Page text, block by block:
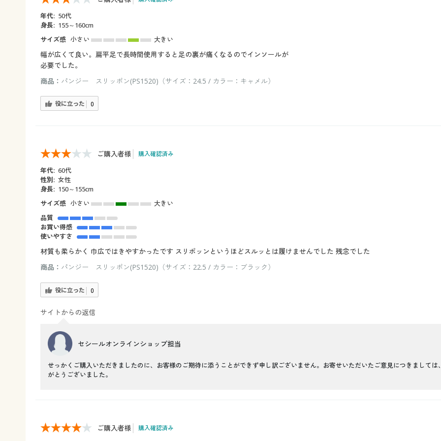
年代: 50代
身長: 155～160cm
サイズ感 小さい 大きい
幅が広くて良い。扁平足で長時間使用すると足の裏が痛くなるのでインソールが
必要でした。
商品： パンジー スリッポン(PS1520)（サイズ：24.5 / カラー：キャメル）
役に立った 0
ご購入者様 購入確認済み
年代: 60代
性別: 女性
身長: 150～155cm
サイズ感 小さい
大きい
品質
お買い得感
使いやすさ
材質も柔らかく 巾広ではきやすかったです スリポッンというほどスルッとは履けませんでした 残念でした
商品： パンジー スリッポン(PS1520)（サイズ：22.5 / カラー：ブラック）
役に立った 0
サイトからの返信
セシールオンラインショップ担当
せっかくご購入いただきましたのに、お客様のご期待に添うことができず申し訳ございません。お寄せいただいたご意見につきまして
がとうございました。
ご購入者様 購入確認済み